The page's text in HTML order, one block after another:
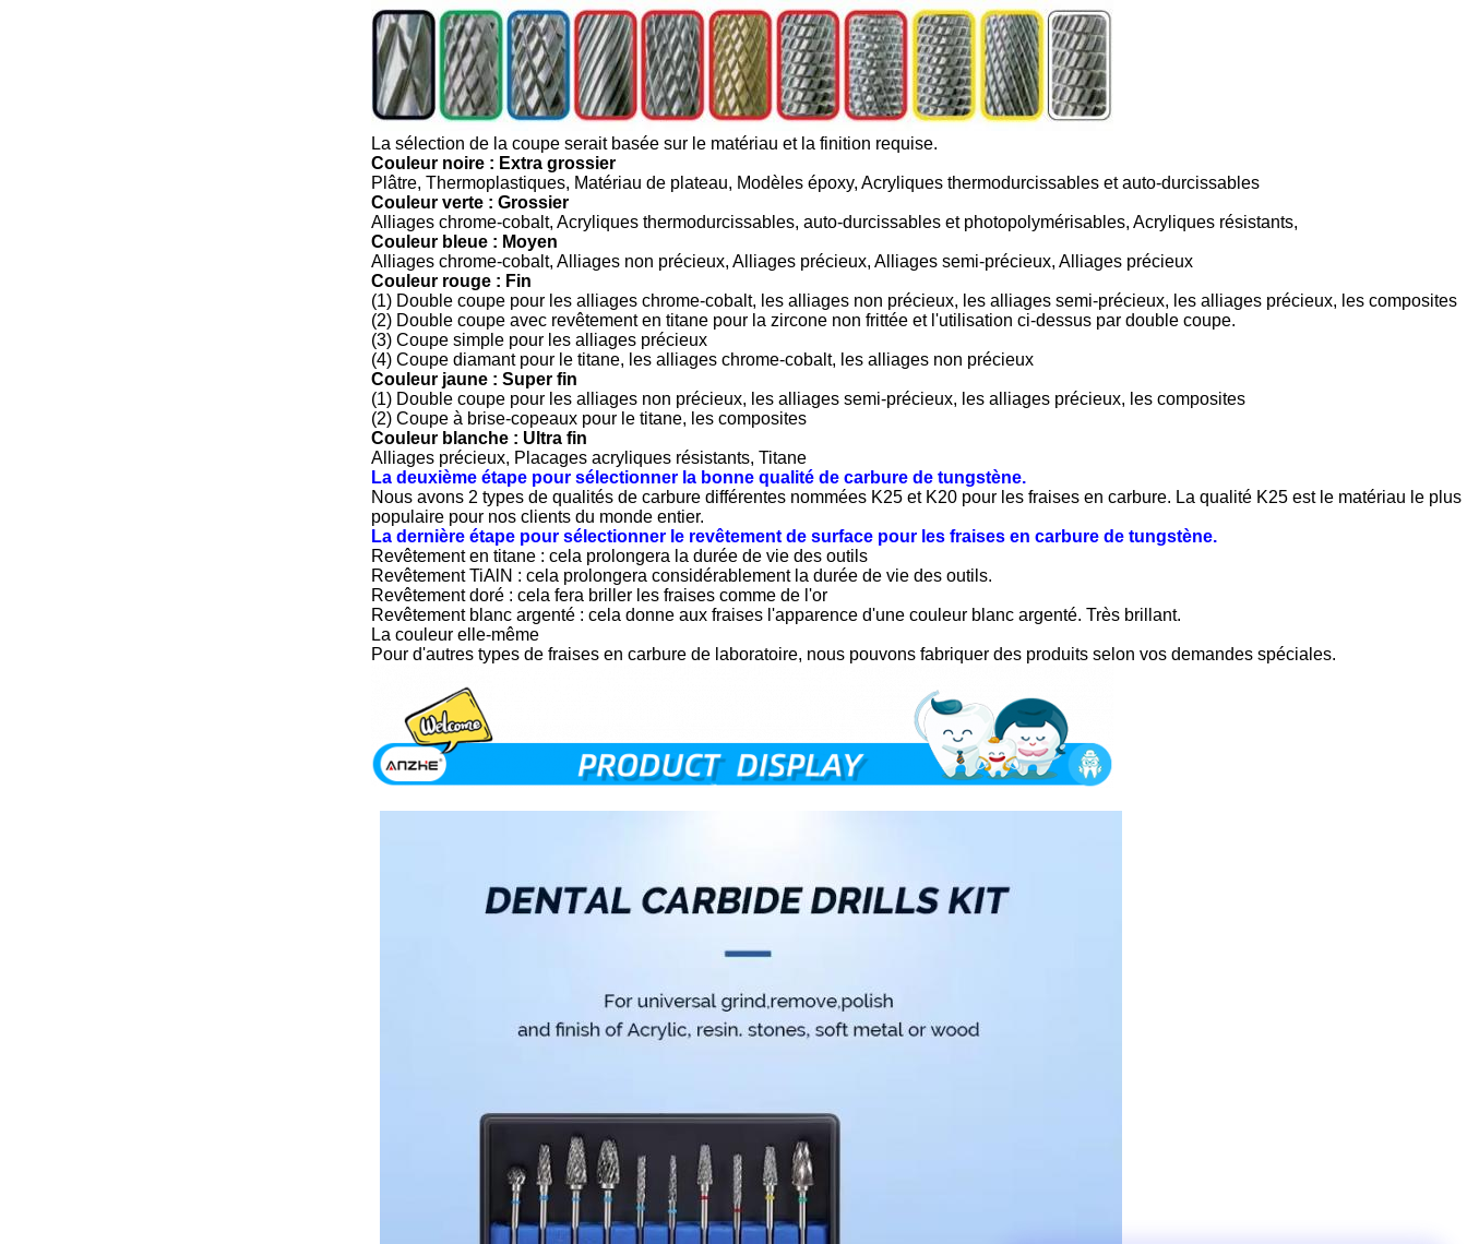
La sélection de la coupe serait basée sur le matériau et la finition requise.
Couleur noire : Extra grossier
Plâtre, Thermoplastiques, Matériau de plateau, Modèles époxy, Acryliques thermodurcissables et auto-durcissables
Couleur verte : Grossier
Alliages chrome-cobalt, Acryliques thermodurcissables, auto-durcissables et photopolymérisables, Acryliques résistants,
Couleur bleue : Moyen
Alliages chrome-cobalt, Alliages non précieux, Alliages précieux, Alliages semi-précieux, Alliages précieux
Couleur rouge : Fin
(1) Double coupe pour les alliages chrome-cobalt, les alliages non précieux, les alliages semi-précieux, les alliages précieux, les composites
(2) Double coupe avec revêtement en titane pour la zircone non frittée et l'utilisation ci-dessus par double coupe.
(3) Coupe simple pour les alliages précieux
(4) Coupe diamant pour le titane, les alliages chrome-cobalt, les alliages non précieux
Couleur jaune : Super fin
(1) Double coupe pour les alliages non précieux, les alliages semi-précieux, les alliages précieux, les composites
(2) Coupe à brise-copeaux pour le titane, les composites
Couleur blanche : Ultra fin
Alliages précieux, Placages acryliques résistants, Titane
La deuxième étape pour sélectionner la bonne qualité de carbure de tungstène.
Nous avons 2 types de qualités de carbure différentes nommées K25 et K20 pour les fraises en carbure. La qualité K25 est le matériau le plus
populaire pour nos clients du monde entier.
La dernière étape pour sélectionner le revêtement de surface pour les fraises en carbure de tungstène.
Revêtement en titane : cela prolongera la durée de vie des outils
Revêtement TiAlN : cela prolongera considérablement la durée de vie des outils.
Revêtement doré : cela fera briller les fraises comme de l'or
Revêtement blanc argenté : cela donne aux fraises l'apparence d'une couleur blanc argenté. Très brillant.
La couleur elle-même
Pour d'autres types de fraises en carbure de laboratoire, nous pouvons fabriquer des produits selon vos demandes spéciales.